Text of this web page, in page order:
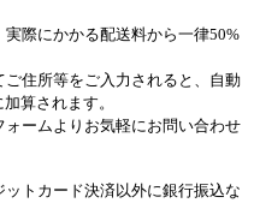
際にかかる配送料から一律50%
住所等をご入力されると、自動
算されます。
ームよりお気軽にお問い合わせ
トカード決済以外に銀行振込な